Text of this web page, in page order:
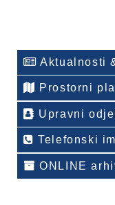
Aktualnosti
Prostorni
Upravni
Telefonski
ONLINE